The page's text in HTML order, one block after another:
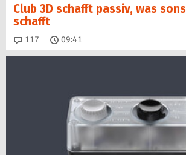
Club 3D schafft passiv, was
schafft
117 Kommentare
09:41